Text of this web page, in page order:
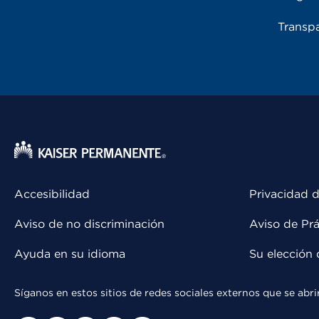
Accesibilidad
Aviso de no discriminación
Ayuda en su idioma
Privacidad
Aviso de
Su elección
Síganos en estos sitios de redes sociales externos que se